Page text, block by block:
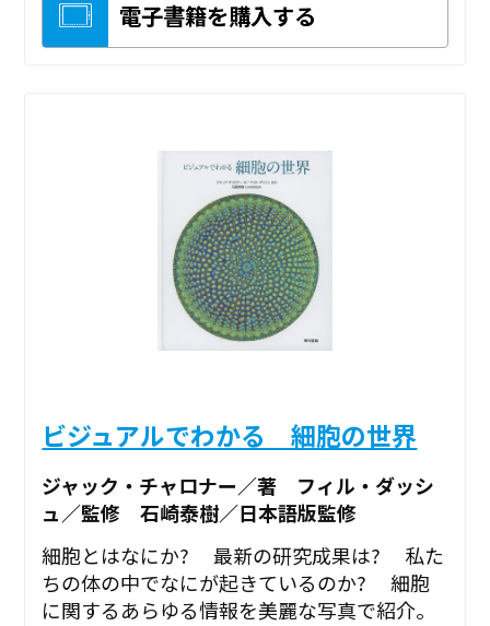
電子書籍を購入する
ビジュアルでわかる 細胞の世界
ジャック・チャロナー／著 フィル・ダッシ
ュ／監修 石崎泰樹／日本語版監修
細胞とはなにか? 最新の研究成果は? 私た
ちの体の中でなにが起きているのか? 細胞
に関するあらゆる情報を美麗な写真で紹介。